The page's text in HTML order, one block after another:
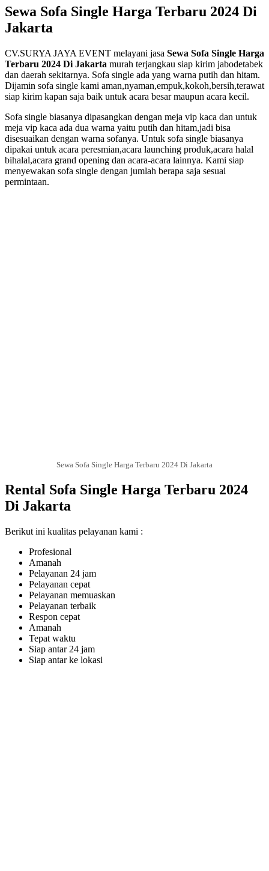
Jagakarsa
Jakarta
Sewa Sofa Single Harga Terbaru 2024 Di
Jakarta
CV.SURYA JAYA EVENT melayani jasa Sewa Sofa Single Harga
Terbaru 2024 Di Jakarta murah terjangkau siap kirim jabodetabek
dan daerah sekitarnya. Sofa single ada yang warna putih dan hitam.
Dijamin sofa single kami aman,nyaman,empuk,kokoh,bersih,terawat
siap kirim kapan saja baik untuk acara besar maupun acara kecil.
Sofa single biasanya dipasangkan dengan meja vip kaca dan untuk
meja vip kaca ada dua warna yaitu putih dan hitam,jadi bisa
disesuaikan dengan warna sofanya. Untuk sofa single biasanya
dipakai untuk acara peresmian,acara launching produk,acara halal
bihalal,acara grand opening dan acara-acara lainnya. Kami siap
menyewakan sofa single dengan jumlah berapa saja sesuai
permintaan.
Sewa Sofa Single Harga Terbaru 2024 Di Jakarta
Rental Sofa Single Harga Terbaru 2024
Di Jakarta
Berikut ini kualitas pelayanan kami :
Profesional
Amanah
Pelayanan 24 jam
Pelayanan cepat
Pelayanan memuaskan
Pelayanan terbaik
Respon cepat
Amanah
Tepat waktu
Siap antar 24 jam
Siap antar ke lokasi